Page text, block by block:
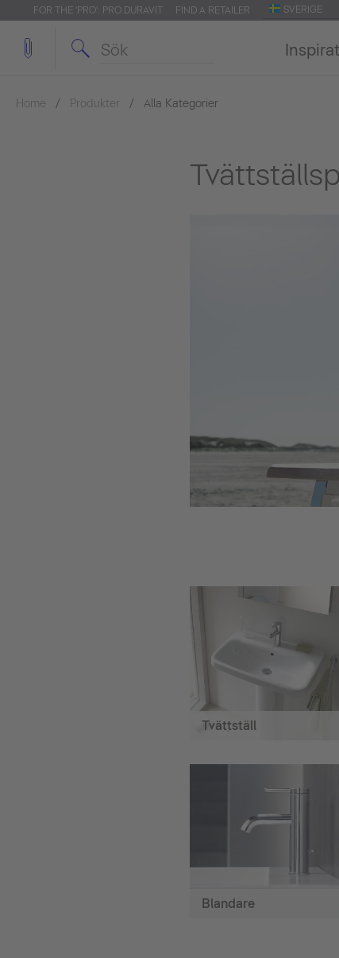
FOR THE 'PRO': PRO.DURAVIT FIND A RETAILER SVERIGE
Home Produkter Alla Kategorier
Tvättställ
Blandare